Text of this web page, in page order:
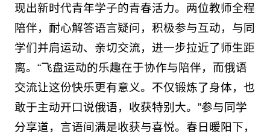
现出新时代青年学子的青春活力。两位教师全程
陪伴，耐心解答语言疑问，积极参与互动，与同
学们并肩运动、亲切交流，进一步拉近了师生距
离。“飞盘运动的乐趣在于协作与陪伴，而俄语
交流让这份快乐更有意义。不仅锻炼了身体，也
敢于主动开口说俄语，收获特别大。”参与同学
分享道，言语间满是收获与喜悦。春日暖阳下，